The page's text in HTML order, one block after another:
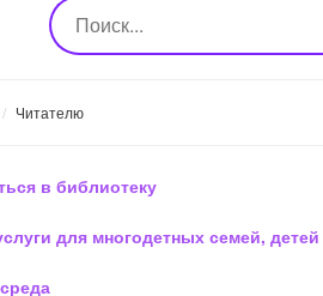
Читателю
в библиотеку
для многодетных семей,